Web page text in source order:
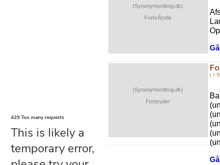
(Synonymordbog.dk)
ForbrÃ¦nde
(Synonymordbog.dk)
Forbryder
( >